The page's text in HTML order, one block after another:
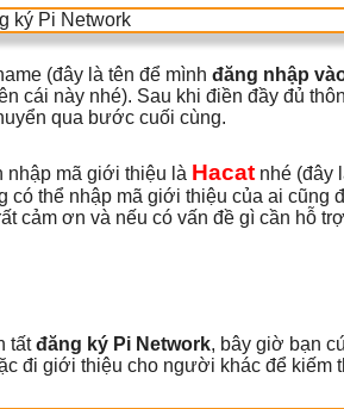
(đây là tên để mình đăng nhập
cái này nhé). Sau khi điền đầy đủ
qua bước cuối cùng.
nhập mã giới thiệu là Hacat nhé (đây
có thể nhập mã giới thiệu của ai cũng
cảm ơn và nếu có vấn đề gì cần hỗ
tấtđăng ký Pi Network, bây giờ bạn
đi giới thiệu cho người khác để kiếm